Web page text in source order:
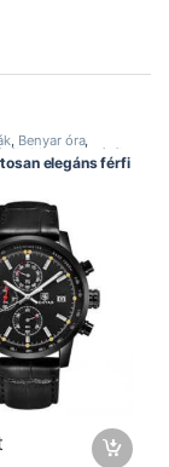
, Benyar óra,
Divatos karórák,
,Férfi karórák,
elegáns férfi